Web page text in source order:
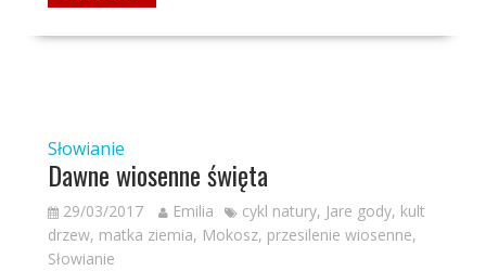
Słowianie
Dawne wiosenne święta
29/03/2017 Emilia cykl natury, Jare gody, kult
drzew, matka ziemia, Mokosz, przesilenie wiosenne,
Słowianie